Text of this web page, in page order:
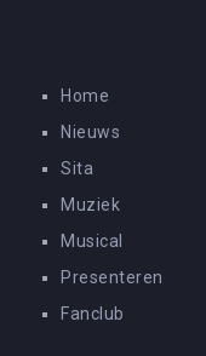
Home
Nieuws
Sita
Muziek
Musical
Presenteren
Fanclub